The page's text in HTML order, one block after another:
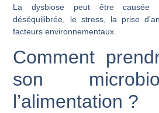
La dysbiose peut être causée
déséquilibrée, le stress, la prise
facteurs environnementaux.
Comment
son
l’alimentation ?